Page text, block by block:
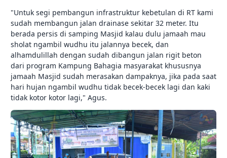
"Untuk segi pembangun infrastruktur kebetulan di RT kami
sudah membangun jalan drainase sekitar 32 meter. Itu
berada persis di samping Masjid kalau dulu jamaah mau
sholat ngambil wudhu itu jalannya becek, dan
alhamdulillah dengan sudah dibangun jalan rigit beton
dari program Kampung Bahagia masyarakat khususnya
jamaah Masjid sudah merasakan dampaknya, jika pada saat
hari hujan ngambil wudhu tidak becek-becek lagi dan kaki
tidak kotor kotor lagi," Agus.